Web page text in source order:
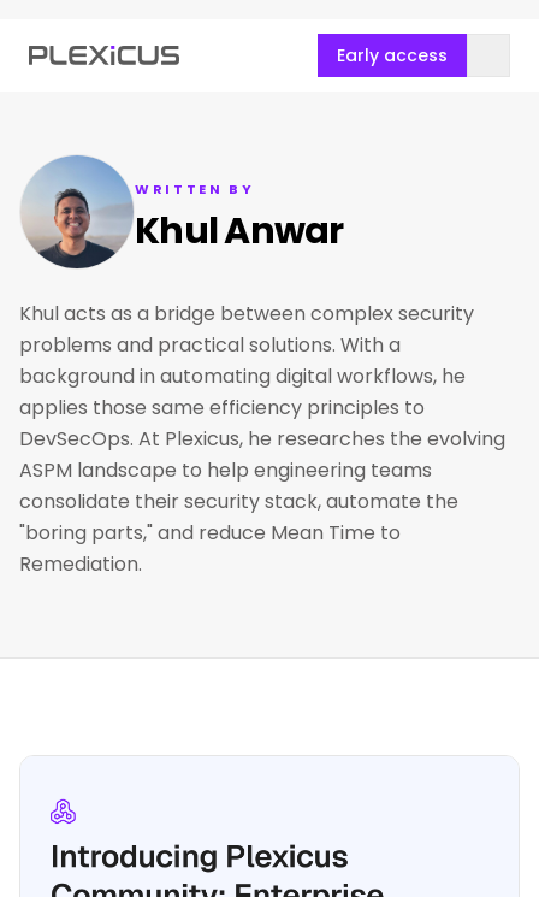
Early access
WRITTEN BY
Khul Anwar
Khul acts as a bridge between complex security
problems and practical solutions. With a
background in automating digital workflows, he
applies those same efficiency principles to
DevSecOps. At Plexicus, he researches the evolving
ASPM landscape to help engineering teams
consolidate their security stack, automate the
"boring parts," and reduce Mean Time to
Remediation.